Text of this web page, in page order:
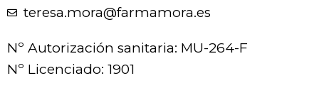
teresa.mora@farmamora.es
Nº Autorización sanitaria: MU-264-F
Nº Licenciado: 1901